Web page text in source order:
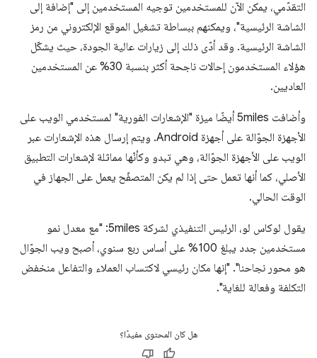
التقدّمي، يمكن الآن للمستخدمين توجيه المستخدمين إلى "إضافة إلى
الشاشة الرئيسية"، ويمكنهم ببساطة تشغيل الموقع الإلكتروني من رمز
الشاشة الرئيسية. وقد أدّى ذلك إلى زيارات عالية الجودة، حيث يشكّل
هؤلاء المستخدمون إحالات ناجحة أكثر بنسبة 30% عن المستخدمين
العاديين.
وأضافت 5miles أيضًا ميزة "الإشعارات الفورية" لمستخدمي الويب على
الأجهزة الجوّالة على أجهزة Android. ويتم إرسال هذه الإشعارات عبر
الويب على الأجهزة الجوّالة، وهي تبدو وكأنّها مماثلة لإشعارات التطبيق
الأصلي، كما أنها تعمل حتى إذا لم يكن المتصفّح يعمل على الجهاز في
الوقت الحالي.
يقول لوكاس لو، الرئيس التنفيذي لشركة 5miles: "مع معدل نمو
مستخدمين جدد يبلغ 100% على أساس ربع سنوي، أصبح ويب الجوّال
هو محور نجاحنا". "إنها مكان رئيسي لاكتساب العملاء والتفاعل منخفض
التكلفة وفعالة للغاية".
هل كان المحتوى مفيدًا؟